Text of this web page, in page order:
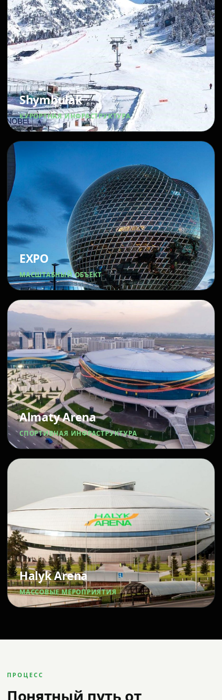
Shymbulak
КУРОРТНАЯ ИНФРАСТРУКТУРА
EXPO
МАСШТАБНЫЙ ОБЪЕКТ
Almaty Arena
СПОРТИВНАЯ ИНФРАСТРУКТУРА
Halyk Arena
МАССОВЫЕ МЕРОПРИЯТИЯ
ПРОЦЕСС
Понятный путь от